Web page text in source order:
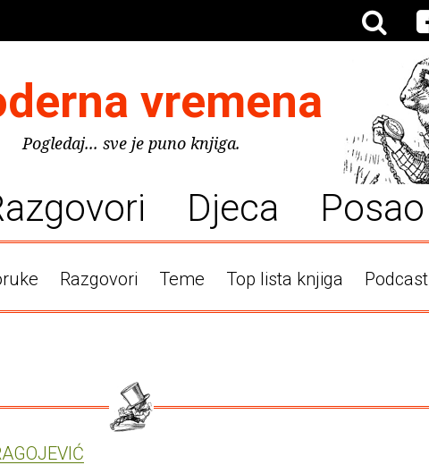
vremena
Pogledaj... sve je puno knjiga.
Djeca Posao
Razgovori Teme Top lista knjiga Podcast